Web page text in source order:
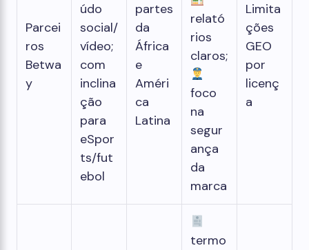
Parcei
ros
Betwa
y
údo
social/
vídeo;
com
inclina
ção
para
eSpor
ts/fut
ebol
partes
da
África
e
Améri
ca
Latina
relató
rios
claros;
foco
na
segur
ança
da
marca
Limita
ções
GEO
por
licenç
a
termo